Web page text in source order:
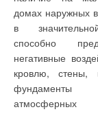
домах наружных
в
способно
негативные
кровлю, стены,
фундаменты
атмосферных
обслуживании.
при
VRF-
большинстве
возможно
насосов
двигателе
вращения
мощностью до